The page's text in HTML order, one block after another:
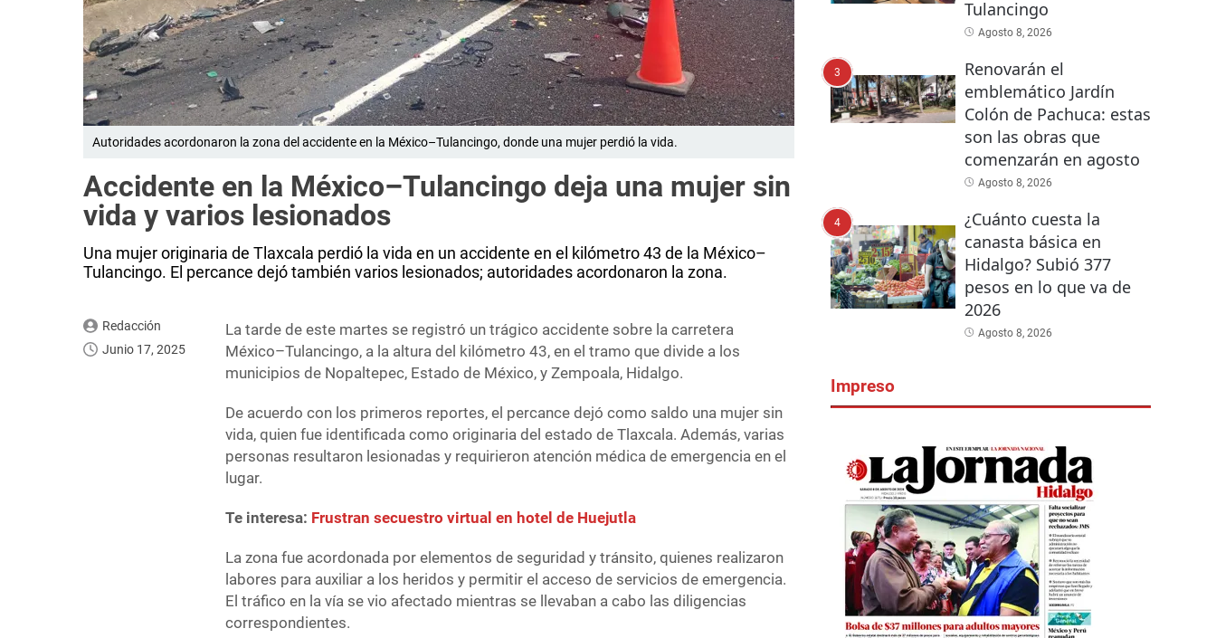
Autoridades acordonaron la zona del accidente en la México–Tulancingo, donde una mujer perdió la vida.
Accidente en la México–Tulancingo deja una mujer sin
vida y varios lesionados
Una mujer originaria de Tlaxcala perdió la vida en un accidente en el kilómetro 43 de la México–
Tulancingo. El percance dejó también varios lesionados; autoridades acordonaron la zona.
Redacción
Junio 17, 2025
La tarde de este martes se registró un trágico accidente sobre la carretera
México–Tulancingo, a la altura del kilómetro 43, en el tramo que divide a los
municipios de Nopaltepec, Estado de México, y Zempoala, Hidalgo.
De acuerdo con los primeros reportes, el percance dejó como saldo una mujer sin
vida, quien fue identificada como originaria del estado de Tlaxcala. Además, varias
personas resultaron lesionadas y requirieron atención médica de emergencia en el
lugar.
Te interesa: Frustran secuestro virtual en hotel de Huejutla
La zona fue acordonada por elementos de seguridad y tránsito, quienes realizaron
labores para auxiliar a los heridos y permitir el acceso de servicios de emergencia.
El tráfico en la vía se vio afectado mientras se llevaban a cabo las diligencias
correspondientes.
Tulancingo
Agosto 8, 2026
3
Renovarán el
emblemático Jardín
Colón de Pachuca: estas
son las obras que
comenzarán en agosto
Agosto 8, 2026
4
¿Cuánto cuesta la
canasta básica en
Hidalgo? Subió 377
pesos en lo que va de
2026
Agosto 8, 2026
Impreso